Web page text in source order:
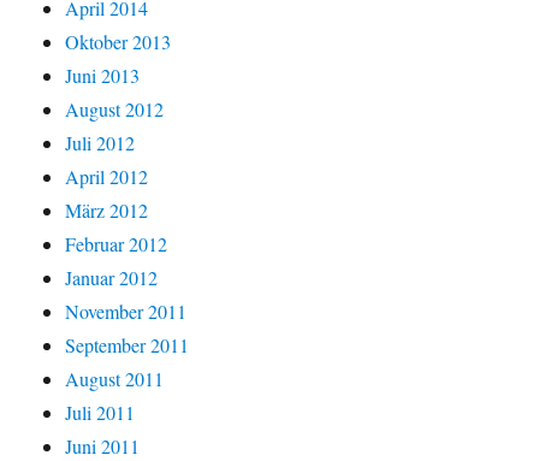
April 2014
Oktober 2013
Juni 2013
August 2012
Juli 2012
April 2012
März 2012
Februar 2012
Januar 2012
November 2011
September 2011
August 2011
Juli 2011
Juni 2011